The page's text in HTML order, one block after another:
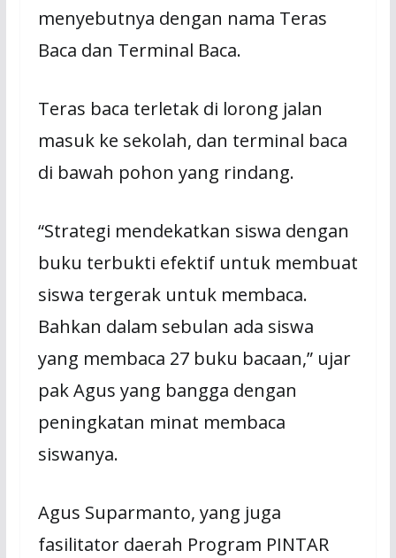
menyebutnya dengan nama Teras
Baca dan Terminal Baca.
Teras baca terletak di lorong jalan
masuk ke sekolah, dan terminal baca
di bawah pohon yang rindang.
“Strategi mendekatkan siswa dengan
buku terbukti efektif untuk membuat
siswa tergerak untuk membaca.
Bahkan dalam sebulan ada siswa
yang membaca 27 buku bacaan,” ujar
pak Agus yang bangga dengan
peningkatan minat membaca
siswanya.
Agus Suparmanto, yang juga
fasilitator daerah Program PINTAR